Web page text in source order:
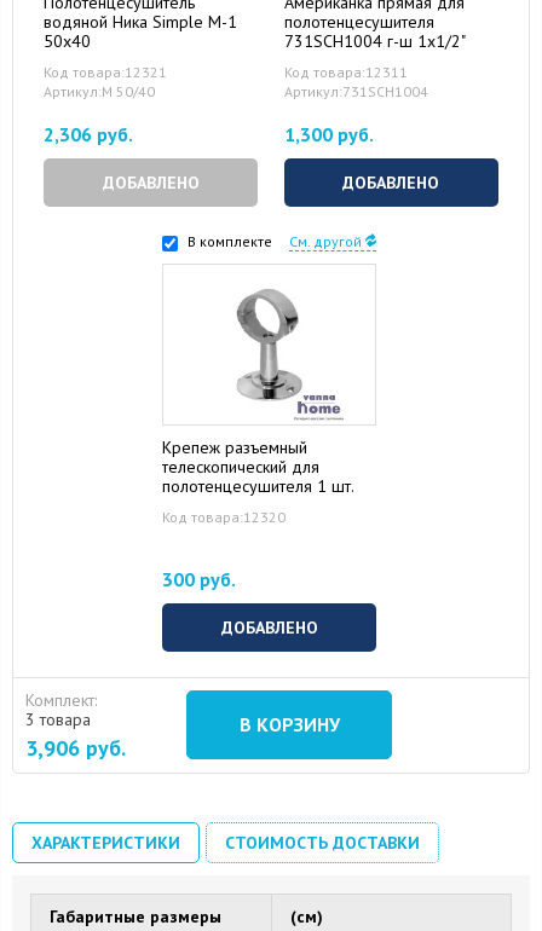
водяной Ника Simple М-1
50x40
Код товара:12321
Артикул:М 50/40
2,306 руб.
ДОБАВЛЕНО
полотенцесушителя
731SCH1004 г-ш 1x1/2"
Код товара:12311
Артикул:731SCH1004
1,300 руб.
ДОБАВЛЕНО
В комплекте См. другой
Крепеж разъемный
телескопический для
полотенцесушителя 1 шт.
Код товара:12320
300 руб.
ДОБАВЛЕНО
Комплект:
3 товара
3,906 руб.
В КОРЗИНУ
ХАРАКТЕРИСТИКИ СТОИМОСТЬ ДОСТАВКИ
Габаритные размеры (см)